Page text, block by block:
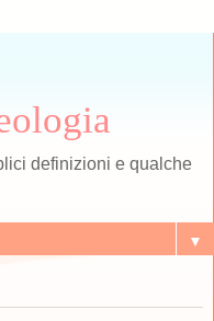
definizioni e qualche
▼